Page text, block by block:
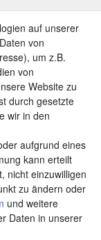
auf unserer
von
um z.B.
von
Website zu
durch gesetzte
wir in den
aufgrund eines
kann erteilt
nicht einzuwilligen
zu ändern oder
und weitere
Daten in unserer